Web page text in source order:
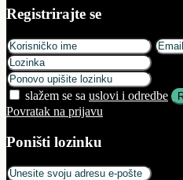
Registrirajte se
slažem se sa uslovi i odredbe
Povratak na prijavu
Poništi lozinku